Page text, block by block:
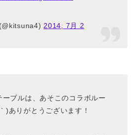
2014, 7月 2
ーブルは、あそこのコラボルー
)ありがとうございます！